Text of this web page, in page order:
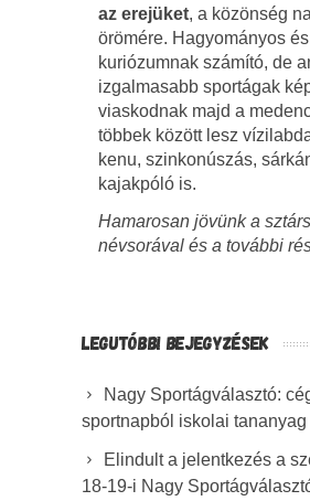
az erejüket, a közönség
örömére. Hagyományos és
kuriózumnak számító, de
izgalmasabb sportágak
viaskodnak majd a
többek között lesz
kenu, szinkonúszás,
kajakpóló is.
Hamarosan jövünk a
névsorával és a további
LEGUTÓBBI BEJEGYZÉSEK
Nagy Sportágválasztó:
sportnapból iskolai tananyag
Elindult a jelentkezés a
18-19-i Nagy